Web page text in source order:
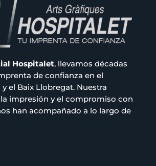
Hospitalet, llevamos décadas
de confianza en el
el Baix Llobregat. Nuestra
impresión y el compromiso con
han acompañado a lo largo de